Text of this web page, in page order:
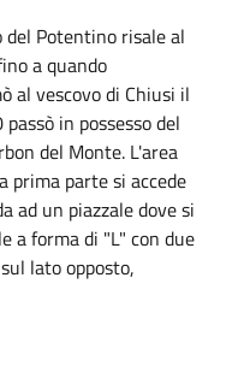
del Potentino risale al
a quando
al vescovo di Chiusi il
in possesso del
del Monte. L'area
prima parte si accede
ad un piazzale dove si
a forma di "L" con due
lato opposto,